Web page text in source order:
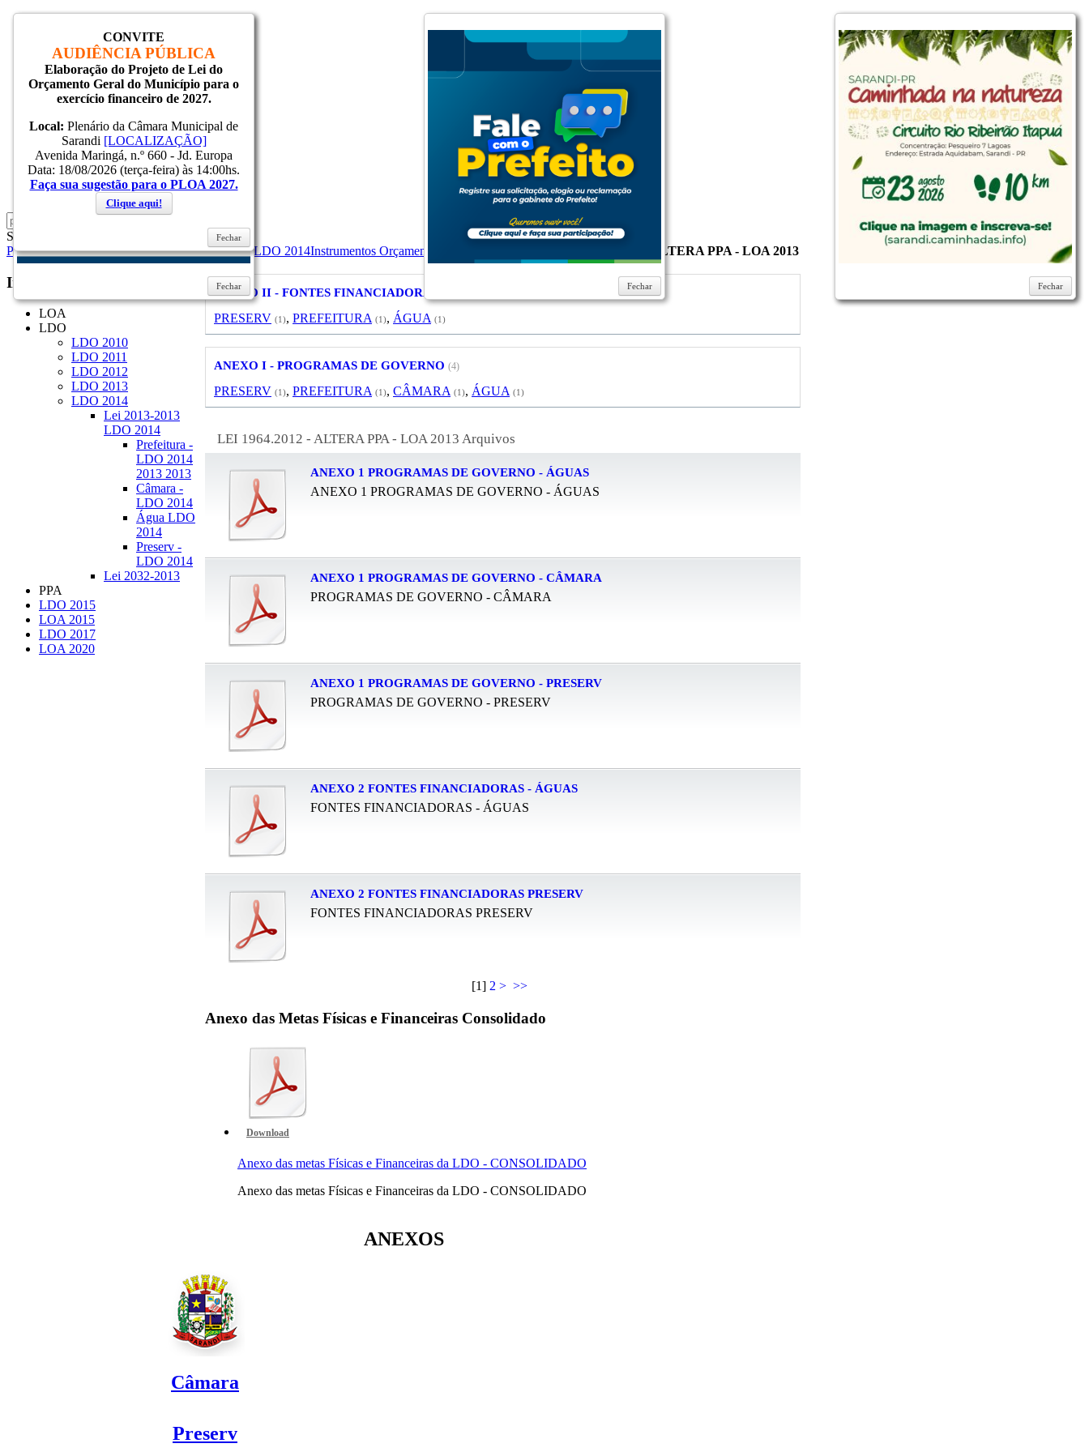
Inicial
Notícias
Serviços
Secretarias
Cidade
Ouvidoria
WebMail
...
Ajuda
Login
Sexta, 07 Agosto 2026
Página PrincipalLDOLDO 2014Lei 2013-2013 LDO 2014Instrumentos Orçamentarios LEI 1964.2012 - ALTERA PPA - LOA 2013
ANEXO II - FONTES FINANCIADORAS
PRESERV (1), PREFEITURA (1), ÁGUA (1)
ANEXO I - PROGRAMAS DE GOVERNO (4)
PRESERV (1), PREFEITURA (1), CÂMARA (1), ÁGUA (1)
LEI 1964.2012 - ALTERA PPA - LOA 2013 Arquivos
ANEXO 1 PROGRAMAS DE GOVERNO - ÁGUAS
ANEXO 1 PROGRAMAS DE GOVERNO - ÁGUAS
ANEXO 1 PROGRAMAS DE GOVERNO - CÂMARA
PROGRAMAS DE GOVERNO - CÂMARA
ANEXO 1 PROGRAMAS DE GOVERNO - PRESERV
PROGRAMAS DE GOVERNO - PRESERV
ANEXO 2 FONTES FINANCIADORAS - ÁGUAS
FONTES FINANCIADORAS - ÁGUAS
ANEXO 2 FONTES FINANCIADORAS PRESERV
FONTES FINANCIADORAS PRESERV
[1] 2 > >>
Anexo das Metas Físicas e Financeiras Consolidado
Download
Anexo das metas Físicas e Financeiras da LDO - CONSOLIDADO
Anexo das metas Físicas e Financeiras da LDO - CONSOLIDADO
Instrumentos
LOA
LDO
LDO 2010
LDO 2011
LDO 2012
LDO 2013
LDO 2014
Lei 2013-2013
LDO 2014
Prefeitura -
LDO 2014
2013 2013
Câmara -
LDO 2014
Água LDO
2014
Preserv -
LDO 2014
Lei 2032-2013
PPA
LDO 2015
LOA 2015
LDO 2017
LOA 2020
ANEXOS
Câmara
Preserv
Fechar
CONVITE
AUDIÊNCIA PÚBLICA
Elaboração do Projeto de Lei do
Orçamento Geral do Município para o
exercício financeiro de 2027.
Local: Plenário da Câmara Municipal de
Sarandi [LOCALIZAÇÃO]
Avenida Maringá, n.º 660 - Jd. Europa
Data: 18/08/2026 (terça-feira) às 14:00hs.
Faça sua sugestão para o PLOA 2027.
Clique aqui!
Fechar
Fechar
Fechar
Fechar